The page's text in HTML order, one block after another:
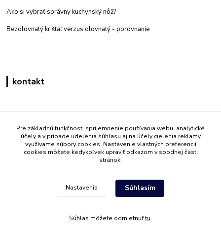
Ako si vybrať správny kuchynský nôž?
Bezolovnatý krištáľ verzus olovnatý - porovnanie
kontakt
+421 908 861 051
(Po - Pia 7:30-15:30)
info@mati.sk
Pre základnú funkčnosť, spríjemnenie používania webu, analytické
účely a v prípade udelenia súhlasu aj na účely cielenia reklamy
využívame súbory cookies. Nastavenie vlastných preferencií
cookies môžete kedykoľvek upraviť odkazom v spodnej časti
stránok.
Nastavenia Súhlasím
Súhlas môžete odmietnuťtu.